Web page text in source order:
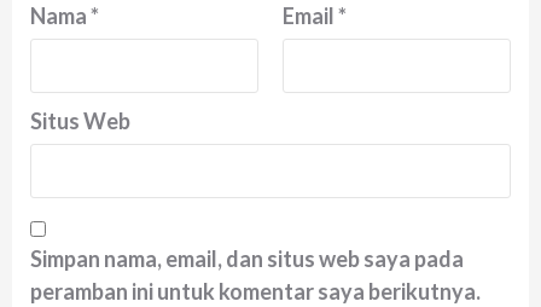
Nama* Email*
Situs Web
Simpan nama, email, dan situs web saya pada
peramban ini untuk komentar saya berikutnya.